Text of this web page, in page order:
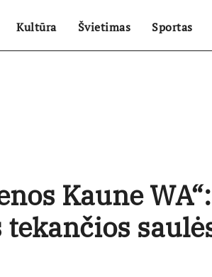
Kultūra Švietimas Sportas
Kaune